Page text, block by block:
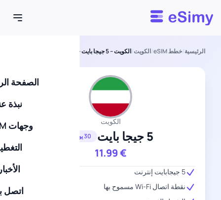
Esimy
الصفحة
نبذة
وجهات eSIM
اتصل
الرئيسية/خطط eSIM /الكويت/الكويت – 5 جيجا بايت – 30 يومًا
الكويت
5 جيجا بايت 30 يومًا
11.99€
5 جيجابايت إنترنت
نقطة اتصال Wi-Fi مسموح بها